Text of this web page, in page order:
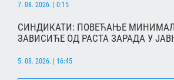
7. 08. 2026. | 0:15
СИНДИКАТИ: ПОВЕЋАЊЕ
ЗАВИСИЋЕ ОД РАСТА ЗАРАДА У
5. 08. 2026. | 16:45